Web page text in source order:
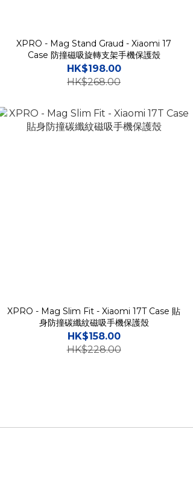
XPRO - Mag Stand Graud - Xiaomi 17
Case 防撞磁吸旋轉支架手機保護殼
HK$198.00
HK$268.00
XPRO - Mag Slim Fit - Xiaomi 17T Case 貼
身防撞碳纖紋磁吸手機保護殼
HK$158.00
HK$228.00